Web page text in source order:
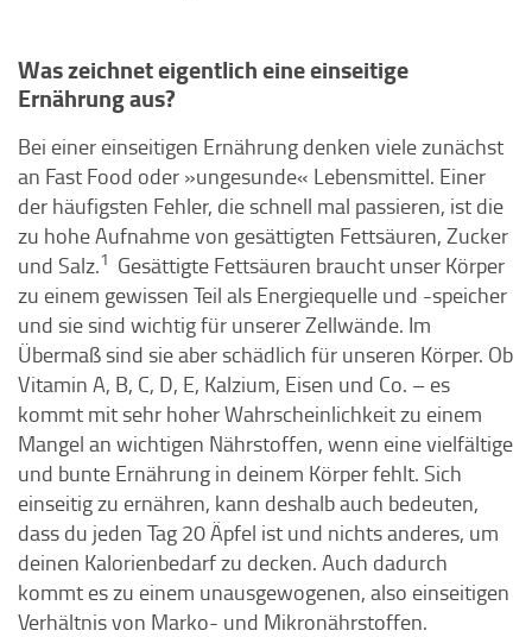
Was zeichnet eigentlich eine einseitige
Ernährung aus?
Bei einer einseitigen Ernährung denken viele zunächst
an Fast Food oder »ungesunde« Lebensmittel. Einer
der häufigsten Fehler, die schnell mal passieren, ist die
zu hohe Aufnahme von gesättigten Fettsäuren, Zucker
und Salz.1 Gesättigte Fettsäuren braucht unser Körper
zu einem gewissen Teil als Energiequelle und -speicher
und sie sind wichtig für unserer Zellwände. Im
Übermaß sind sie aber schädlich für unseren Körper. Ob
Vitamin A, B, C, D, E, Kalzium, Eisen und Co. – es
kommt mit sehr hoher Wahrscheinlichkeit zu einem
Mangel an wichtigen Nährstoffen, wenn eine vielfältige
und bunte Ernährung in deinem Körper fehlt. Sich
einseitig zu ernähren, kann deshalb auch bedeuten,
dass du jeden Tag 20 Äpfel ist und nichts anderes, um
deinen Kalorienbedarf zu decken. Auch dadurch
kommt es zu einem unausgewogenen, also einseitigen
Verhältnis von Marko- und Mikronährstoffen.